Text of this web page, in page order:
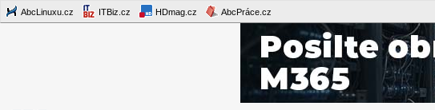
AbcLinuxu.cz ITBiz.cz HDmag.cz AbcPráce.cz